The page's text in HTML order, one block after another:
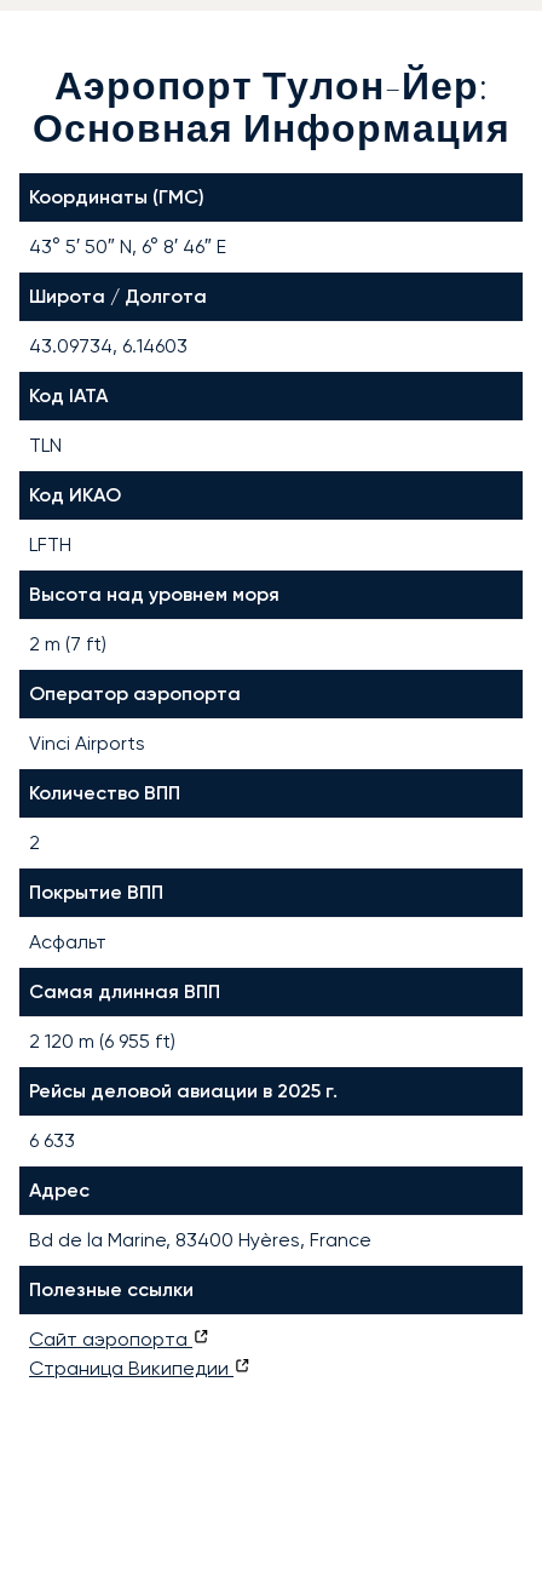
Аэропорт Тулон-Йер:
Основная Информация
Координаты (ГМС)
43° 5′ 50″ N, 6° 8′ 46″ E
Широта / Долгота
43.09734, 6.14603
Код IATA
TLN
Код ИКАО
LFTH
Высота над уровнем моря
2 m (7 ft)
Оператор аэропорта
Vinci Airports
Количество ВПП
2
Покрытие ВПП
Асфальт
Самая длинная ВПП
2 120 m (6 955 ft)
Рейсы деловой авиации в 2025 г.
6 633
Адрес
Bd de la Marine, 83400 Hyères, France
Полезные ссылки
Сайт аэропорта
Страница Википедии